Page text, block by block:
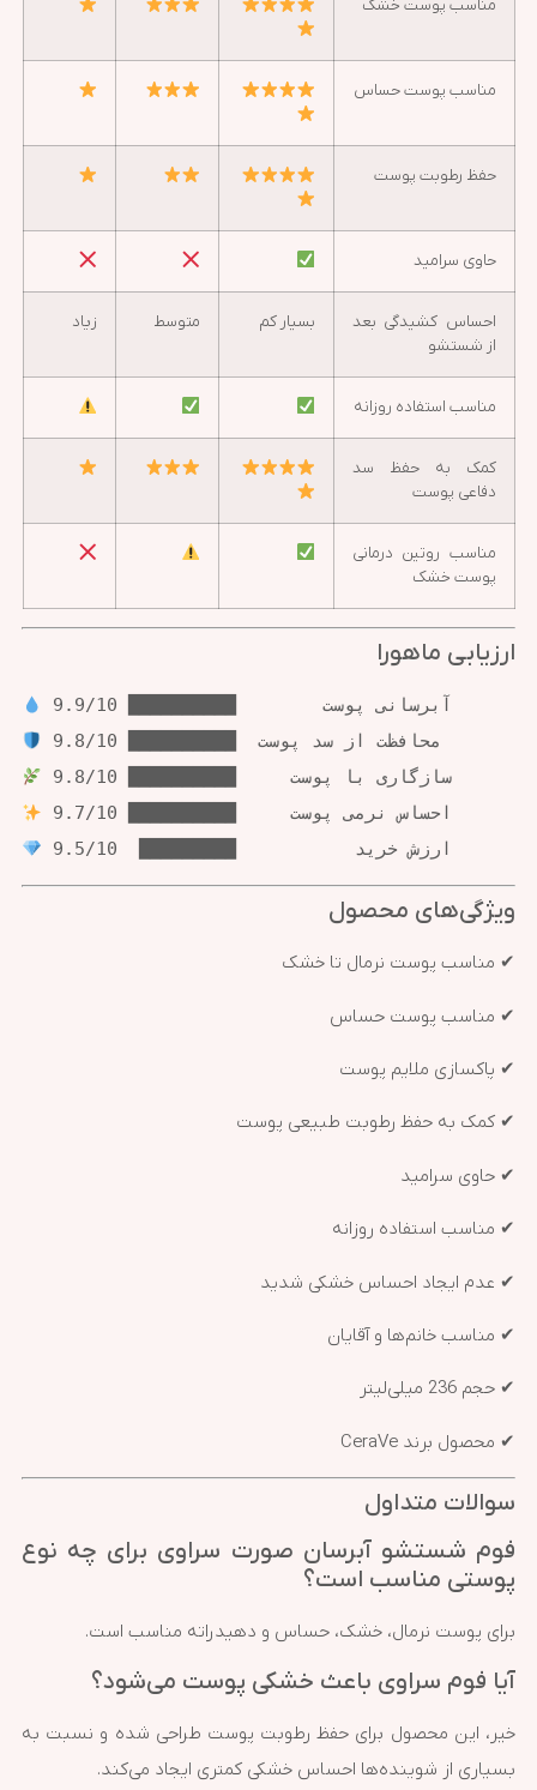
مناسب پوست خشک
مناسب پوست حساس
حفظ رطوبت پوست
حاوی سرامید
احساس کشیدگی بعد
از شستشو
بسیار کم متوسط زیاد
مناسب استفاده روزانه
کمک به حفظ سد
دفاعی پوست
مناسب روتین درمانی
پوست خشک
ارزیابی ماهورا
ارزش خرید           █████████  9.5/10
ویژگی‌های محصول
✔ مناسب پوست نرمال تا خشک
✔ مناسب پوست حساس
✔ پاکسازی ملایم پوست
✔ کمک به حفظ رطوبت طبیعی پوست
✔ حاوی سرامید
✔ مناسب استفاده روزانه
✔ عدم ایجاد احساس خشکی شدید
✔ مناسب خانم‌ها و آقایان
✔ حجم 236 میلی‌لیتر
✔ محصول برند CeraVe
سوالات متداول
فوم شستشو آبرسان صورت سراوی برای چه نوع
پوستی مناسب است؟
برای پوست نرمال، خشک، حساس و دهیدراته مناسب است.
آیا فوم سراوی باعث خشکی پوست می‌شود؟
خیر، این محصول برای حفظ رطوبت پوست طراحی شده و نسبت به
بسیاری از شوینده‌ها احساس خشکی کمتری ایجاد می‌کند.